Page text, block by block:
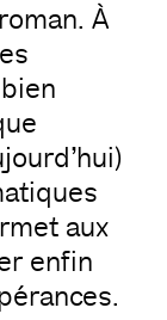
À
aux
enfin